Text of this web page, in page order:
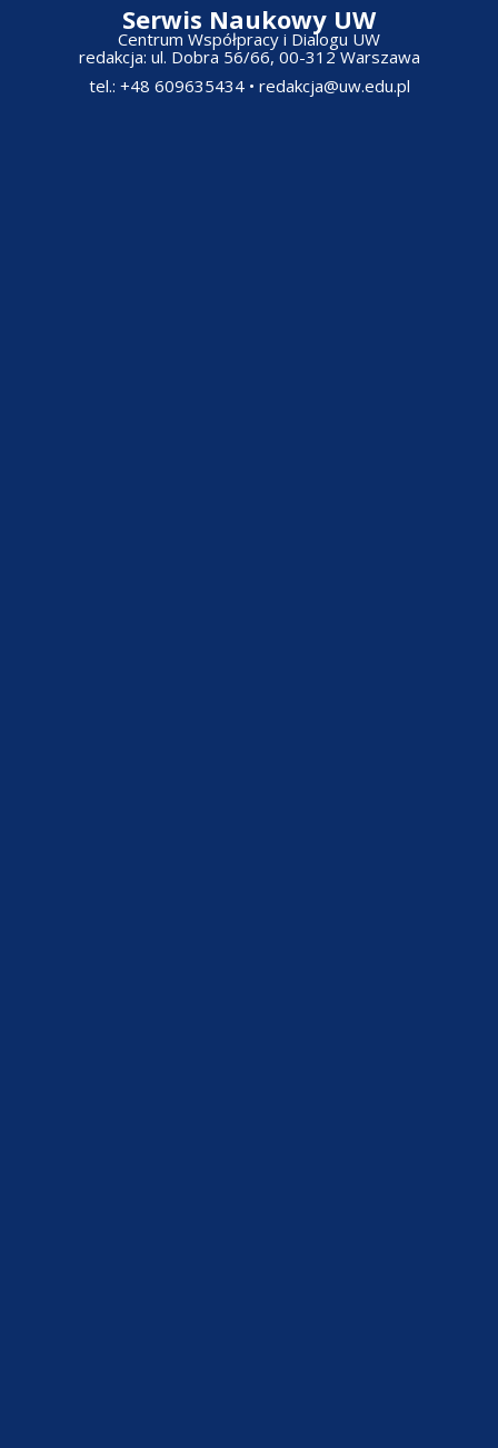
Serwis Naukowy UW
Centrum Współpracy i Dialogu UW
redakcja: ul. Dobra 56/66, 00-312 Warszawa​
tel.: +48 609635434 • redakcja@uw.edu.pl